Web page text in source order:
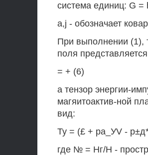
система единиц: G =
a,j - обозначает
При выполнении (1),
поля
= + (6)
а тензор энергии-
магяитоактив-ной
вид:
Ту = (£ + ра_УV -
где № = Нг/Н -